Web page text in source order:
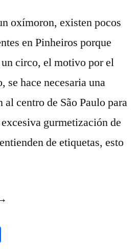
oxímoron, existen pocos
en Pinheiros porque
circo, el motivo por el
se hace necesaria una
centro de São Paulo para
gurmetización de
de etiquetas, esto